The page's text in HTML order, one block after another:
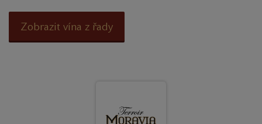
Zobrazit vína z řady